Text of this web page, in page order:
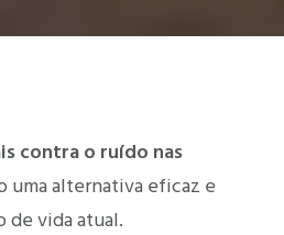
contra o ruído nas
uma alternativa eficaz e
de vida atual.